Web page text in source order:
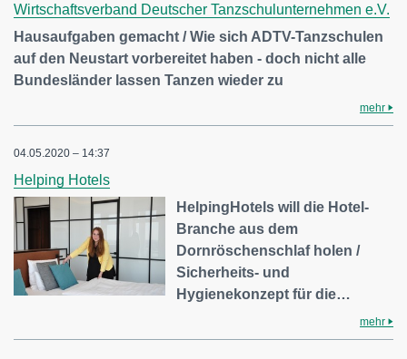
Wirtschaftsverband Deutscher Tanzschulunternehmen e.V.
Hausaufgaben gemacht / Wie sich ADTV-Tanzschulen
auf den Neustart vorbereitet haben - doch nicht alle
Bundesländer lassen Tanzen wieder zu
mehr
04.05.2020 – 14:37
Helping Hotels
HelpingHotels will die Hotel-
Branche aus dem
Dornröschenschlaf holen /
Sicherheits- und
Hygienekonzept für die…
mehr